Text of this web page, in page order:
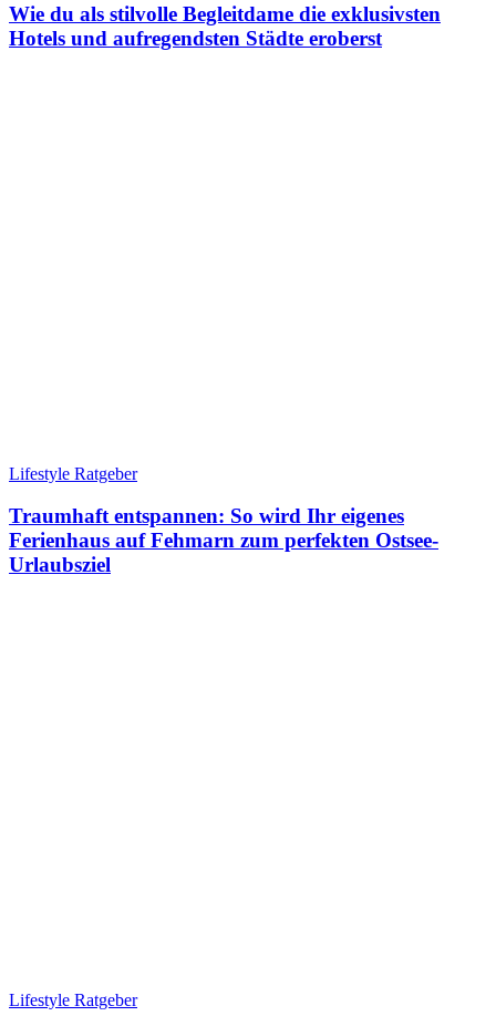
Wie du als stilvolle Begleitdame die exklusivsten
Hotels und aufregendsten Städte eroberst
Lifestyle Ratgeber
Traumhaft entspannen: So wird Ihr eigenes
Ferienhaus auf Fehmarn zum perfekten Ostsee-
Urlaubsziel
Lifestyle Ratgeber